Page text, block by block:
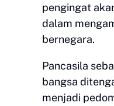
pengingat
dalam
bernegara.
Pancasila
bangsa
menjadi